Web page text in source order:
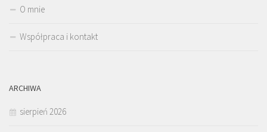
O mnie
Współpraca i kontakt
ARCHIWA
sierpień 2026